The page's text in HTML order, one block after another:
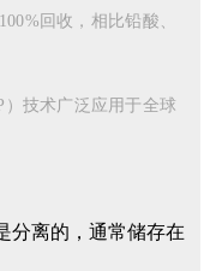
回收，相比铅酸、
技术广泛应用于全球
分离的，通常储存在